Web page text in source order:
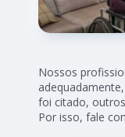
Nossos
foi citado,
Por isso, fale